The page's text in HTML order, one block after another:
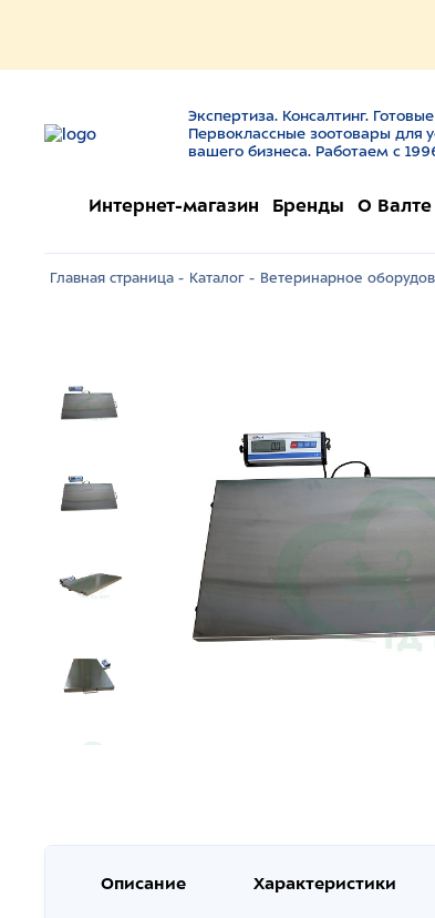
Экспертиза. Консалтинг.
Первоклассные зоотовары для
вашего бизнеса. Работаем с
Интернет-магазин Бренды О Валте
Главная страница - Каталог - Ветеринарное
Описание Характеристики